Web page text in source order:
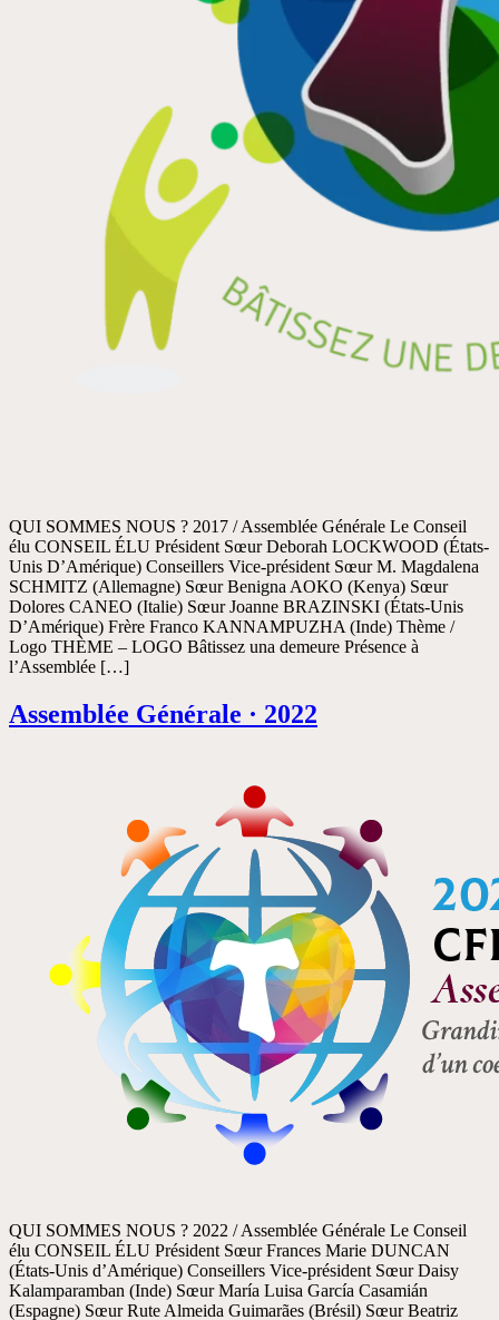
QUI SOMMES NOUS ? 2017 / Assemblée Générale Le Conseil
élu CONSEIL ÉLU Président Sœur Deborah LOCKWOOD (États-
Unis D’Amérique) Conseillers Vice-président Sœur M. Magdalena
SCHMITZ (Allemagne) Sœur Benigna AOKO (Kenya) Sœur
Dolores CANEO (Italie) Sœur Joanne BRAZINSKI (États-Unis
D’Amérique) Frère Franco KANNAMPUZHA (Inde) Thème /
Logo THÈME – LOGO Bâtissez una demeure Présence à
l’Assemblée […]
Assemblée Générale · 2022
QUI SOMMES NOUS ? 2022 / Assemblée Générale Le Conseil
élu CONSEIL ÉLU Président Sœur Frances Marie DUNCAN
(États-Unis d’Amérique) Conseillers Vice-président Sœur Daisy
Kalamparamban (Inde) Sœur María Luisa García Casamián
(Espagne) Sœur Rute Almeida Guimarães (Brésil) Sœur Beatriz